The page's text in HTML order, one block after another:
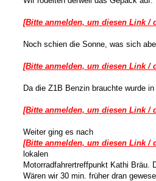
[Bitte anmelden, um diesen Link /
Noch schien die Sonne, was sich
[Bitte anmelden, um diesen Link /
Da die Z1B Benzin brauchte wurde
[Bitte anmelden, um diesen Link /
Weiter ging es nach
[Bitte anmelden, um diesen Link /
lokalen
Motorradfahrertreffpunkt Kathi Bräu.
Wären wir 30 min. früher dran